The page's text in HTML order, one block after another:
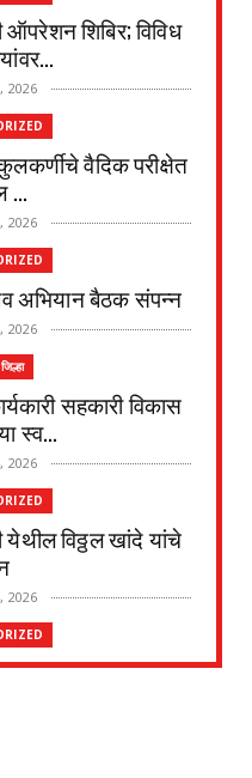
शिबिर; विविध
2026
वैदिक परीक्षेत
...
2026
अभियान बैठक संपन्न
2026
सहकारी विकास
स्व...
2026
येथील विठ्ठल खांदे यांचे
2026
अहिल्यानगर जिल्हा